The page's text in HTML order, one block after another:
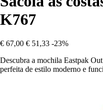
K767
€ 67,00 € 51,33 -23%
Descubra a mochila Eastpak
perfeita de estilo moderno e